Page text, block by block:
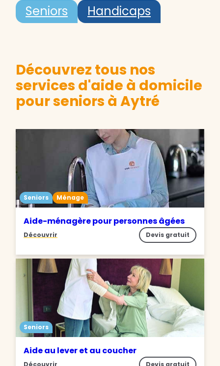
Seniors Handicaps
Découvrez tous nos
services d'aide à domicile
pour seniors à Aytré
Seniors Ménage
Aide-ménagère pour personnes âgées
Découvrir Devis gratuit
Seniors
Aide au lever et au coucher